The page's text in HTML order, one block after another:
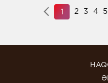
1 2 3 4 5